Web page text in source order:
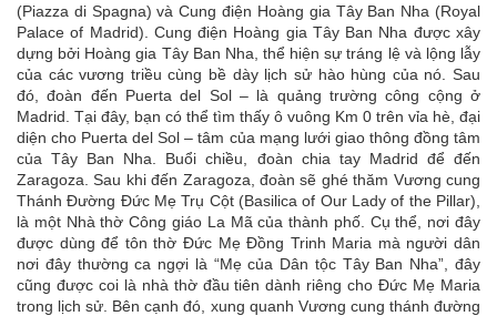
(Piazza di Spagna) và Cung điện Hoàng gia Tây Ban Nha (Royal
Palace of Madrid). Cung điện Hoàng gia Tây Ban Nha được xây
dựng bởi Hoàng gia Tây Ban Nha, thể hiện sự tráng lệ và lộng lẫy
của các vương triều cùng bề dày lịch sử hào hùng của nó. Sau
đó, đoàn đến Puerta del Sol – là quảng trường công cộng ở
Madrid. Tại đây, bạn có thể tìm thấy ô vuông Km 0 trên vỉa hè, đại
diện cho Puerta del Sol – tâm của mạng lưới giao thông đồng tâm
của Tây Ban Nha. Buổi chiều, đoàn chia tay Madrid để đến
Zaragoza. Sau khi đến Zaragoza, đoàn sẽ ghé thăm Vương cung
Thánh Đường Đức Mẹ Trụ Cột (Basilica of Our Lady of the Pillar),
là một Nhà thờ Công giáo La Mã của thành phố. Cụ thể, nơi đây
được dùng để tôn thờ Đức Mẹ Đồng Trinh Maria mà người dân
nơi đây thường ca ngợi là “Mẹ của Dân tộc Tây Ban Nha”, đây
cũng được coi là nhà thờ đầu tiên dành riêng cho Đức Mẹ Maria
trong lịch sử. Bên cạnh đó, xung quanh Vương cung thánh đường